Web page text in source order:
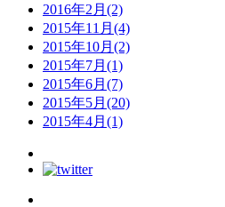
2016年2月(2)
2015年11月(4)
2015年10月(2)
2015年7月(1)
2015年6月(7)
2015年5月(20)
2015年4月(1)